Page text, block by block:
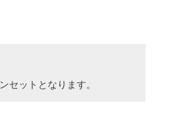
セットとなります。